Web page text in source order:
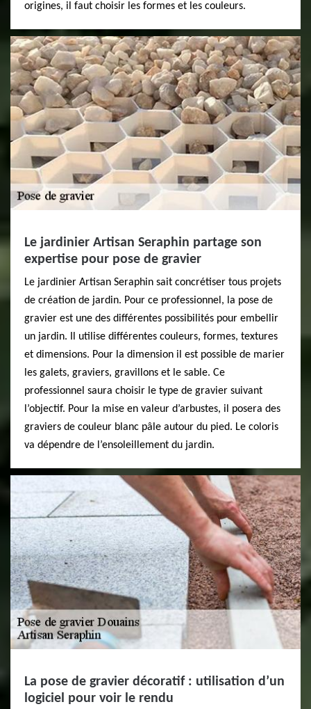
origines, il faut choisir les formes et les couleurs.
Le jardinier Artisan Seraphin partage son
expertise pour pose de gravier
Le jardinier Artisan Seraphin sait concrétiser tous projets
de création de jardin. Pour ce professionnel, la pose de
gravier est une des différentes possibilités pour embellir
un jardin. Il utilise différentes couleurs, formes, textures
et dimensions. Pour la dimension il est possible de marier
les galets, graviers, gravillons et le sable. Ce
professionnel saura choisir le type de gravier suivant
l’objectif. Pour la mise en valeur d’arbustes, il posera des
graviers de couleur blanc pâle autour du pied. Le coloris
va dépendre de l’ensoleillement du jardin.
La pose de gravier décoratif : utilisation d’un
logiciel pour voir le rendu